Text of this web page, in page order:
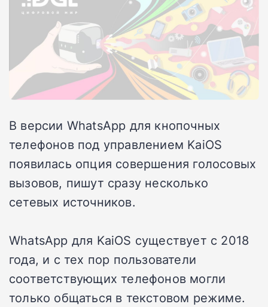
В версии WhatsApp для кнопочных
телефонов под управлением KaiOS
появилась опция совершения голосовых
вызовов, пишут сразу несколько
сетевых источников.
WhatsApp для KaiOS существует с 2018
года, и с тех пор пользователи
соответствующих телефонов могли
только общаться в текстовом режиме.